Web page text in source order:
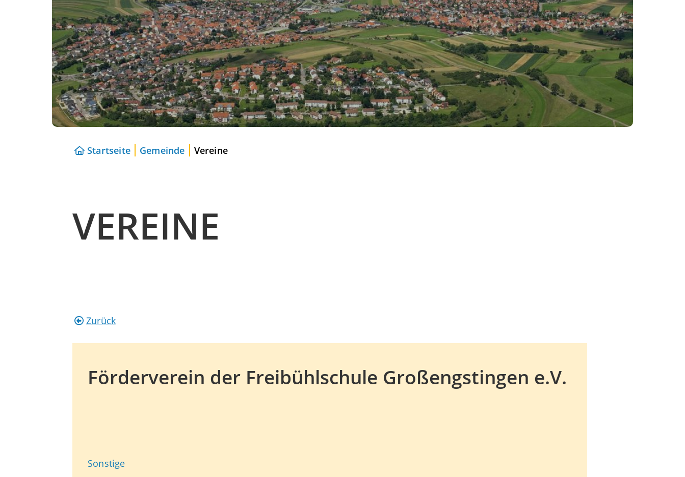
Startseite Gemeinde Vereine
VEREINE
Zurück
Förderverein der Freibühlschule Großengstingen e.V.
Sonstige